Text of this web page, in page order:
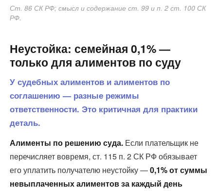
Ст. 86 СК РФ; смысл и содержание ст. 99 и п. 2 ст. 100 СК
РФ.
Неустойка: семейная 0,1% —
только для алиментов по суду
У судебных алиментов и алиментов по
соглашению — разные режимы
ответственности. Это критичная для практики
деталь.
Алименты по решению суда. Если плательщик не
перечисляет вовремя, ст. 115 п. 2 СК РФ обязывает
его уплатить получателю неустойку —0,1% от суммы
невыплаченных алиментов за каждый день